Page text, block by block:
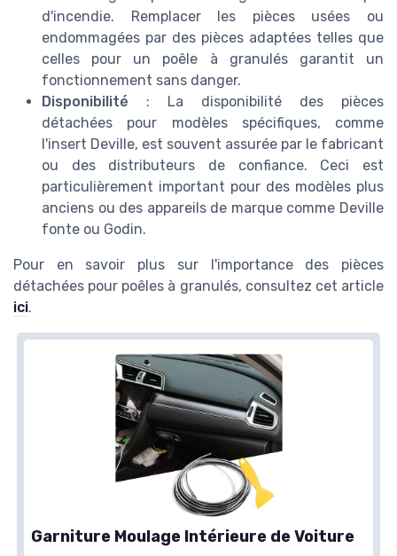
d'incendie. Remplacer les pièces usées ou
endommagées par des pièces adaptées telles que
celles pour un poêle à granulés garantit un
fonctionnement sans danger.
Disponibilité : La disponibilité des pièces
détachées pour modèles spécifiques, comme
l'insert Deville, est souvent assurée par le fabricant
ou des distributeurs de confiance. Ceci est
particulièrement important pour des modèles plus
anciens ou des appareils de marque comme Deville
fonte ou Godin.
Pour en savoir plus sur l'importance des pièces
détachées pour poêles à granulés, consultez cet article
ici.
Garniture Moulage Intérieure de Voiture